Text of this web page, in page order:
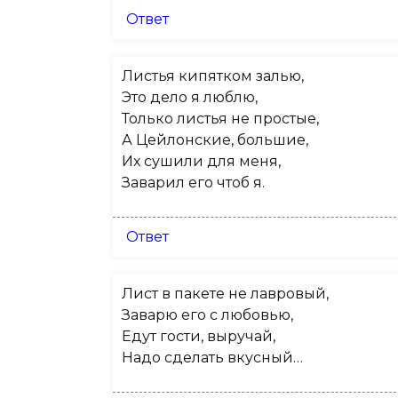
Ответ
Листья кипятком залью,
Это дело я люблю,
Только листья не простые,
А Цейлонские, большие,
Их сушили для меня,
Заварил его чтоб я.
Ответ
Лист в пакете не лавровый,
Заварю его с любовью,
Едут гости, выручай,
Надо сделать вкусный…